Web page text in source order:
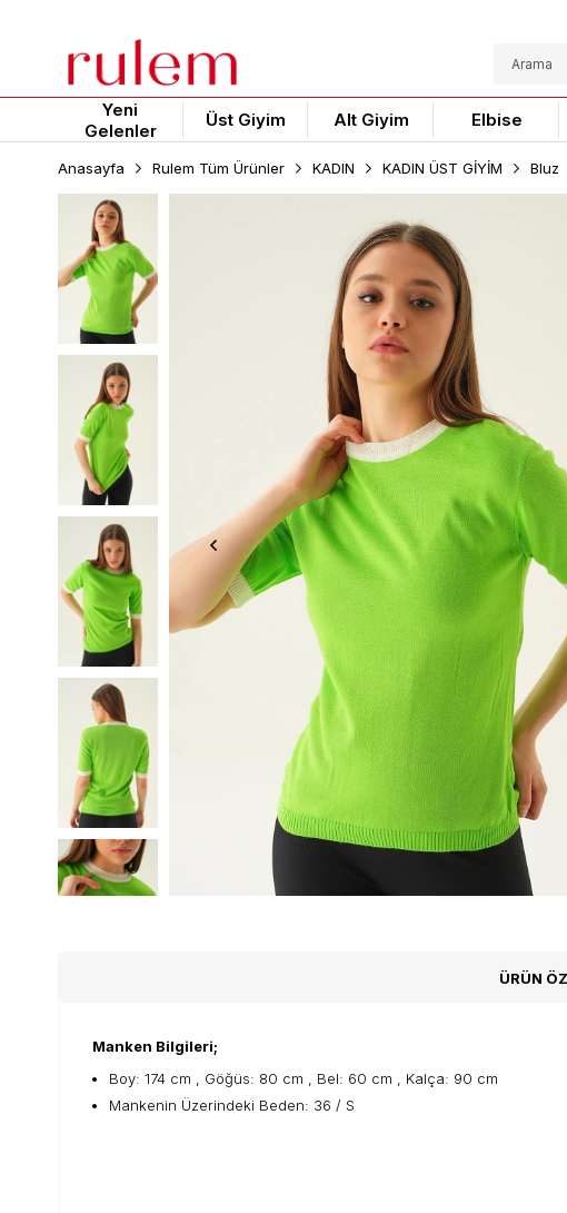
Yeni
Gelenler
Üst Giyim Alt Giyim Elbise
Anasayfa Rulem Tüm Ürünler KADIN KADIN ÜST GİYİM Bluz
ÜRÜN
Manken Bilgileri;
Boy: 174 cm , Göğüs: 80 cm , Bel: 60 cm , Kalça: 90 cm
Mankenin Üzerindeki Beden: 36 / S